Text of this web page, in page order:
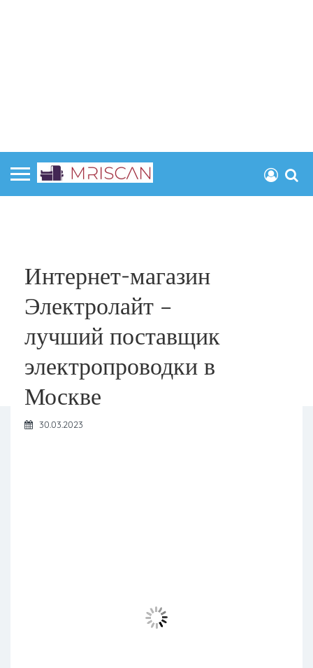
Интернет-магазин
Электролайт –
лучший поставщик
электропроводки в
Москве
30.03.2023